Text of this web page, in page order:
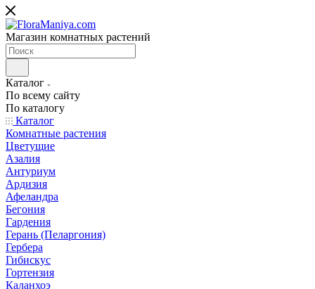
Магазин комнатных растений
Каталог
По всему сайту
По каталогу
Каталог
Комнатные растения
Цветущие
Азалия
Антуриум
Ардизия
Афеландра
Бегония
Гардения
Герань (Пеларгония)
Гербера
Гибискус
Гортензия
Каланхоэ